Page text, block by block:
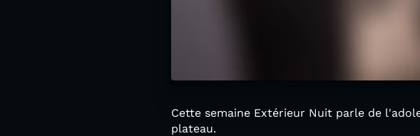
Cette semaine Extérieur Nuit parle de
plateau.